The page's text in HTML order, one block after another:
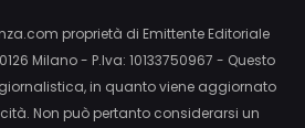
proprietà di Emittente Editoriale
Milano - P.Iva: 10133750967 - Questo
in quanto viene aggiornato
Non può pertanto considerarsi un